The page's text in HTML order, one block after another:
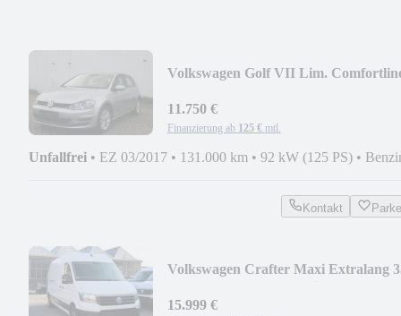
Volkswagen Golf VII Lim.
11.750 €
Finanzierung ab 125 € mtl.
Unfallfrei • EZ 03/2017 • 131.000 km • 92 kW (125 PS) •
Kontakt
Volkswagen Crafter Maxi Extralang
15.999 €